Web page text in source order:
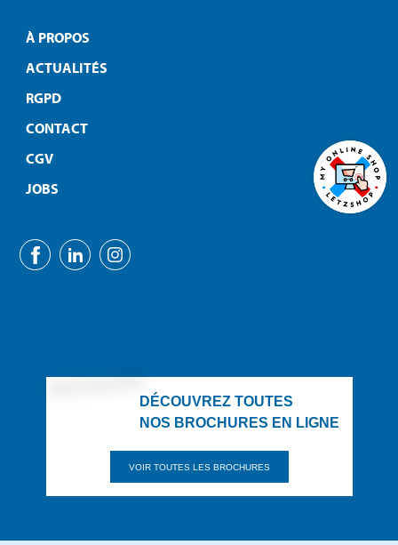
À PROPOS
ACTUALITÉS
RGPD
CONTACT
CGV
JOBS
DÉCOUVREZ TOUTES
NOS BROCHURES EN LIGNE
VOIR TOUTES LES BROCHURES